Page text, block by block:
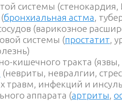
системы
бронхиальная астма,
(варикозное
системы (простатит,
кишечного тракта
(невриты, невралгии,
травм, инфекций и
аппарата (артриты,